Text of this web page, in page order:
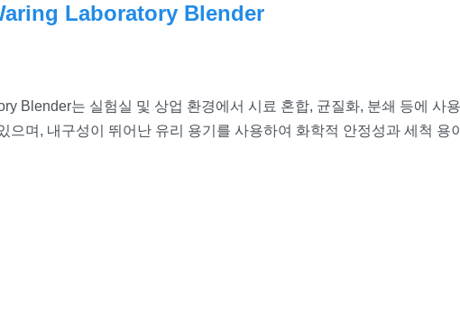
Laboratory Blender
Blender는 실험실 및 상업 환경에서 시료 혼합, 균질화, 분쇄 등에 사
으며, 내구성이 뛰어난 유리 용기를 사용하여 화학적 안정성과 세척 용